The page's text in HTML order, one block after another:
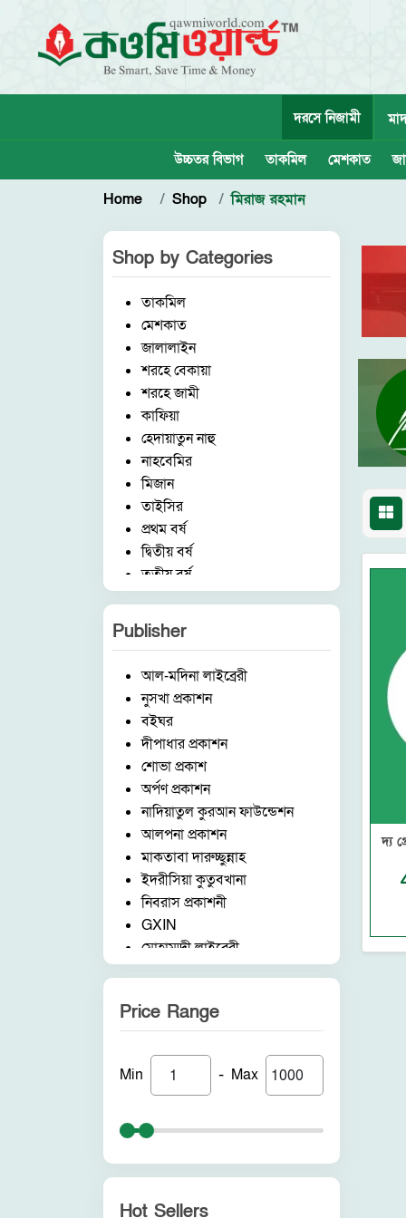
দরসে নিজামী
উচ্চতর বিভাগ তাকমিল মেশকাত
Home Shop মিরাজ রহমান
Shop by Categories
তাকমিল
মেশকাত
জালালাইন
শরহে বেকায়া
শরহে জামী
কাফিয়া
হেদায়াতুন নাহু
নাহবেমির
মিজান
তাইসির
প্রথম বর্ষ
দ্বিতীয় বর্ষ
তৃতীয় বর্ষ
চতুর্থ বর্ষ
পঞ্চম বর্ষ
হিফয
ষ্টেশনারী
ছোটদের কর্ণার
বিষয়
ইসলামিক আইটেম
মক্তব
উচ্চতর বিভাগ
Publisher
আল-মদিনা লাইব্রেরী
নুসখা প্রকাশন
বইঘর
দীপাধার প্রকাশন
শোভা প্রকাশ
অর্পণ প্রকাশন
নাদিয়াতুল কুরআন ফাউন্ডেশন
আলপনা প্রকাশন
মাকতাবা দারুচ্ছুন্নাহ
ইদরীসিয়া কুতুবখানা
নিবরাস প্রকাশনী
GXIN
মোহাম্মদী লাইব্রেরী
নাদিয়াতুল কুরআন ফাউন্ডেশন
আকীল পাবলিকেশন
নন ব্র্যান্ড
পুনরায় প্রকাশন
হাকীমুল উম্মত প্রকাশনী
সীরাহ প্রকাশ
Price Range
Min - Max
Hot Sellers
দ্য